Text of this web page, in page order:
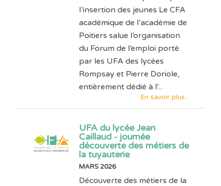
l’insertion des jeunes Le CFA
académique de l’académie de
Poitiers salue l’organisation
du Forum de l’emploi porté
par les UFA des lycées
Rompsay et Pierre Doriole,
entièrement dédié à l’...
En savoir plus...
UFA du lycée Jean
Caillaud - journée
découverte des métiers de
la tuyauterie
MARS 2026
Découverte des métiers de la